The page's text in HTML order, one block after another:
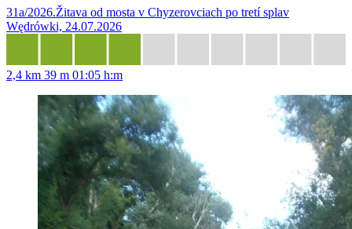
31a/2026.Žitava od mosta v Chyzerovciach po tretí splav
Wędrówki, 24.07.2026
2,4 km 39 m 01:05 h:m